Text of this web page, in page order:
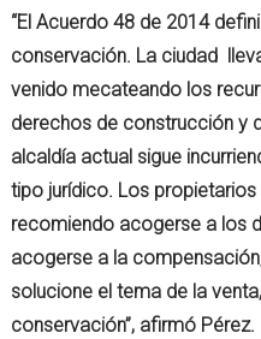
“El Acuerdo 48 de 2014
conservación. La ciudad
venido mecateando los
derechos de construcción y
alcaldía actual sigue
tipo jurídico. Los
recomiendo acogerse a los
acogerse a la
solucione el tema de la
conservación”, afirmó Pérez.